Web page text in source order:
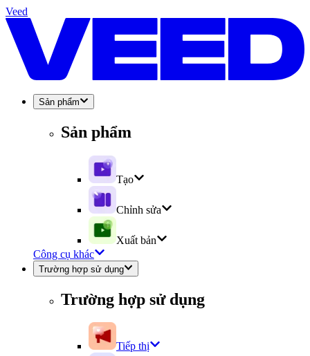
Veed
Sản phẩm
Sản phẩm
Tạo
Chỉnh sửa
Xuất bản
Công cụ khác
Trường hợp sử dụng
Trường hợp sử dụng
Tiếp thị